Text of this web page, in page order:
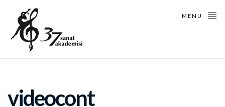
MENU
videocont